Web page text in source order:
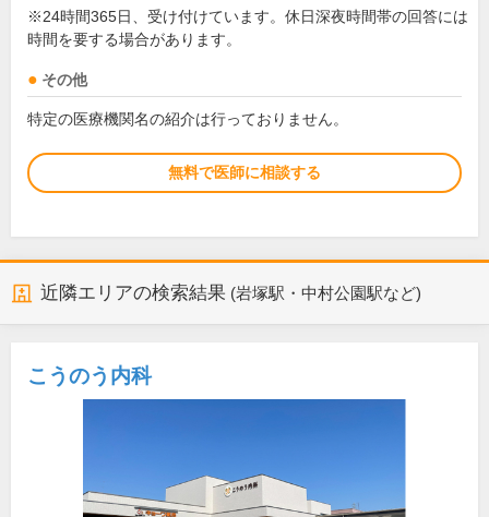
※24時間365日、受け付けています。休日深夜時間帯の回答には
時間を要する場合があります。
その他
特定の医療機関名の紹介は行っておりません。
無料で医師に相談する
近隣エリアの検索結果 (岩塚駅・中村公園駅など)
こうのう内科